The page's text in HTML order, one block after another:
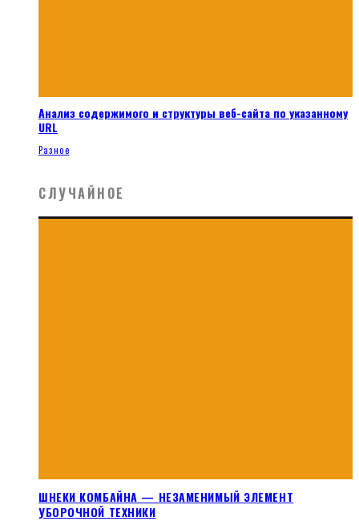
Анализ содержимого и структуры веб-сайта по указанному
URL
Разное
СЛУЧАЙНОЕ
ШНЕКИ КОМБАЙНА — НЕЗАМЕНИМЫЙ ЭЛЕМЕНТ
УБОРОЧНОЙ ТЕХНИКИ